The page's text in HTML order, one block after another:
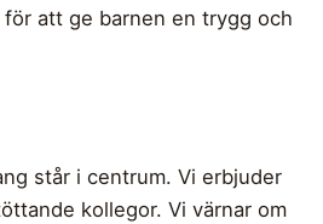
att ge barnen en trygg och
står i centrum. Vi erbjuder
kollegor. Vi värnar om